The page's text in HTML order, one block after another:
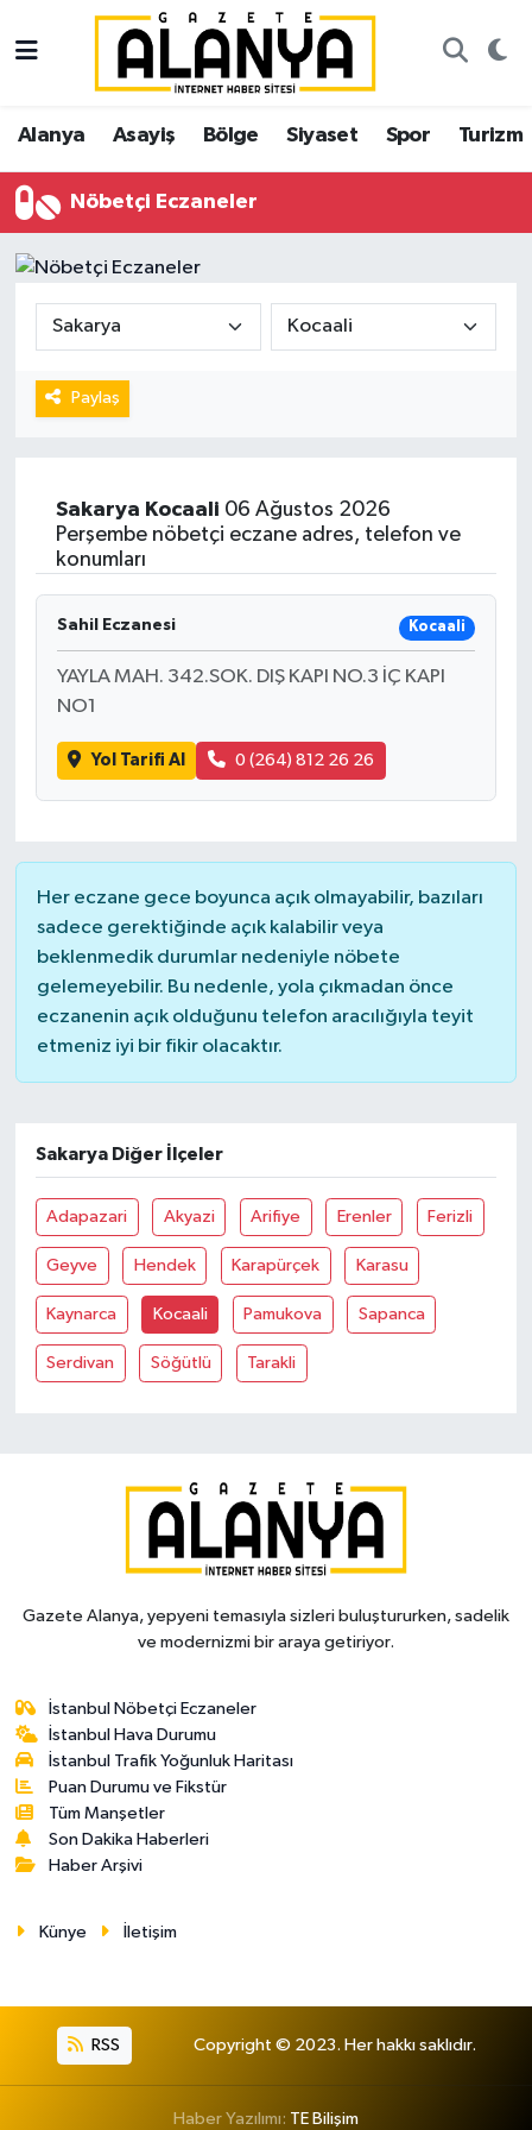
Alanya Asayiş Bölge Siyaset Spor Turizm
Nöbetçi Eczaneler
Paylaş
Sakarya Kocaali 06 Ağustos 2026
Perşembe nöbetçi eczane adres, telefon ve
konumları
Sahil Eczanesi Kocaali
YAYLA MAH. 342.SOK. DIŞ KAPI NO.3 İÇ KAPI
NO1
Yol Tarifi Al 0 (264) 812 26 26
Her eczane gece boyunca açık olmayabilir, bazıları
sadece gerektiğinde açık kalabilir veya
beklenmedik durumlar nedeniyle nöbete
gelemeyebilir. Bu nedenle, yola çıkmadan önce
eczanenin açık olduğunu telefon aracılığıyla teyit
etmeniz iyi bir fikir olacaktır.
Sakarya Diğer İlçeler
Adapazari Akyazi Arifiye Erenler Ferizli
Geyve Hendek Karapürçek Karasu
Kaynarca Kocaali Pamukova Sapanca
Serdivan Söğütlü Tarakli
Gazete Alanya, yepyeni temasıyla sizleri buluştururken, sadelik
ve modernizmi bir araya getiriyor.
İstanbul Nöbetçi Eczaneler
İstanbul Hava Durumu
İstanbul Trafik Yoğunluk Haritası
Puan Durumu ve Fikstür
Tüm Manşetler
Son Dakika Haberleri
Haber Arşivi
Künye İletişim
RSS Copyright © 2023. Her hakkı saklıdır.
Haber Yazılımı: TE Bilişim
Alanya
Asayiş
Bölge
Siyaset
Spor
Turizm
Gazipaşa
İstanbul Nöbetçi Eczaneler
İstanbul Hava Durumu
İstanbul Trafik Yoğunluk Haritası
Süper Lig Puan Durumu ve Fikstür
Tüm Manşetler
Son Dakika Haberleri